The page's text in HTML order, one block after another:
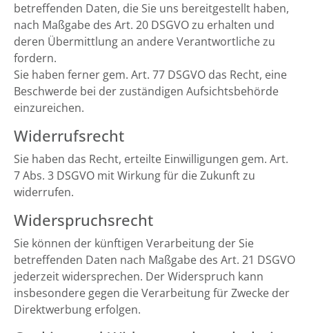
betreffenden Daten, die Sie uns bereitgestellt haben,
nach Maßgabe des Art. 20 DSGVO zu erhalten und
deren Übermittlung an andere Verantwortliche zu
fordern.
Sie haben ferner gem. Art. 77 DSGVO das Recht, eine
Beschwerde bei der zuständigen Aufsichtsbehörde
einzureichen.
Widerrufsrecht
Sie haben das Recht, erteilte Einwilligungen gem. Art.
7 Abs. 3 DSGVO mit Wirkung für die Zukunft zu
widerrufen.
Widerspruchsrecht
Sie können der künftigen Verarbeitung der Sie
betreffenden Daten nach Maßgabe des Art. 21 DSGVO
jederzeit widersprechen. Der Widerspruch kann
insbesondere gegen die Verarbeitung für Zwecke der
Direktwerbung erfolgen.